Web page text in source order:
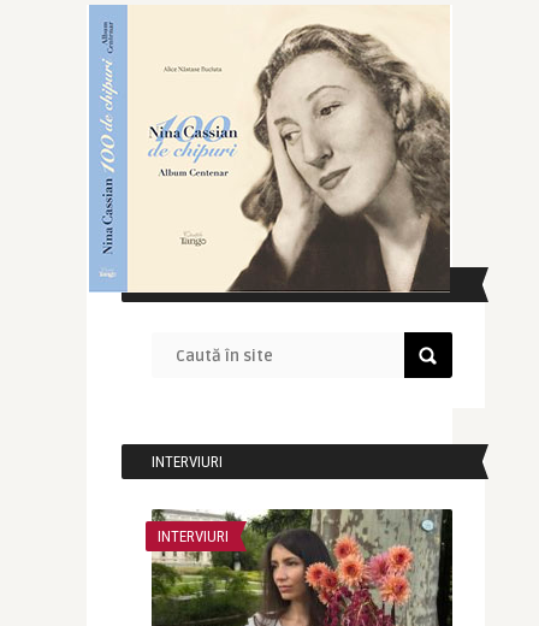
CAUTĂ ÎN SITE
INTERVIURI
INTERVIURI